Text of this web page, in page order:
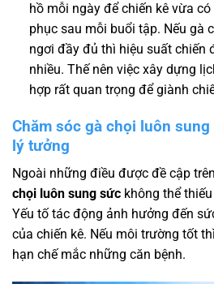
hồ mỗi ngày để chiến kê vừa
phục sau mỗi buổi tập. Nếu gà
ngơi đầy đủ thì hiệu suất chiến
nhiều. Thế nên việc xây dựng
hợp rất quan trọng để giành
Chăm sóc gà chọi luôn
lý tưởng
Ngoài những điều được đề cập
chọi luôn sung sức không thể
Yếu tố tác động ảnh hưởng đến
của chiến kê. Nếu môi trường tốt
hạn chế mắc những căn bệnh.